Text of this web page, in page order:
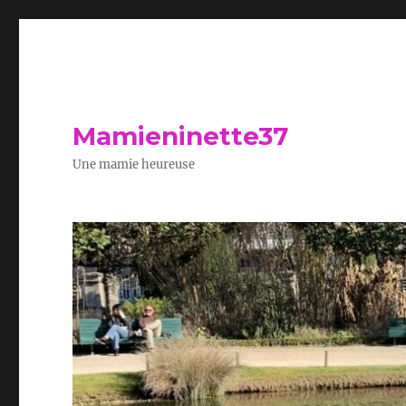
Mamieninette37
Une mamie heureuse